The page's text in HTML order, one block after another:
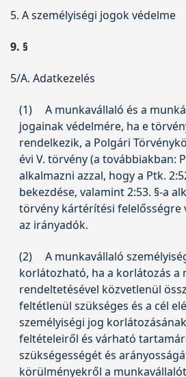
5. A személyiségi jogok védelme
9. §
5/A. Adatkezelés
(1)
A munkavállaló és a
jogainak védelmére, ha e
rendelkezik, a Polgári
évi V. törvény(a továbbiakban:
alkalmazni azzal, hogy a Ptk.
bekezdése, valamint 2:53. §-a
törvény kártérítési felelősségre
az irányadók.
(2)
A munkavállaló
korlátozható, ha a korlátozás a
rendeltetésével közvetlenül
feltétlenül szükséges és a cél
személyiségi jog
feltételeiről és várható
szükségességét és
körülményekről a